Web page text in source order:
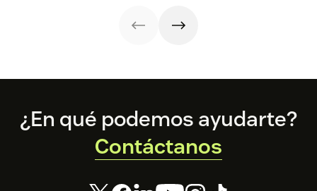
mejorar esta
Footer
¿En qué podemos ayudarte?
Contáctanos